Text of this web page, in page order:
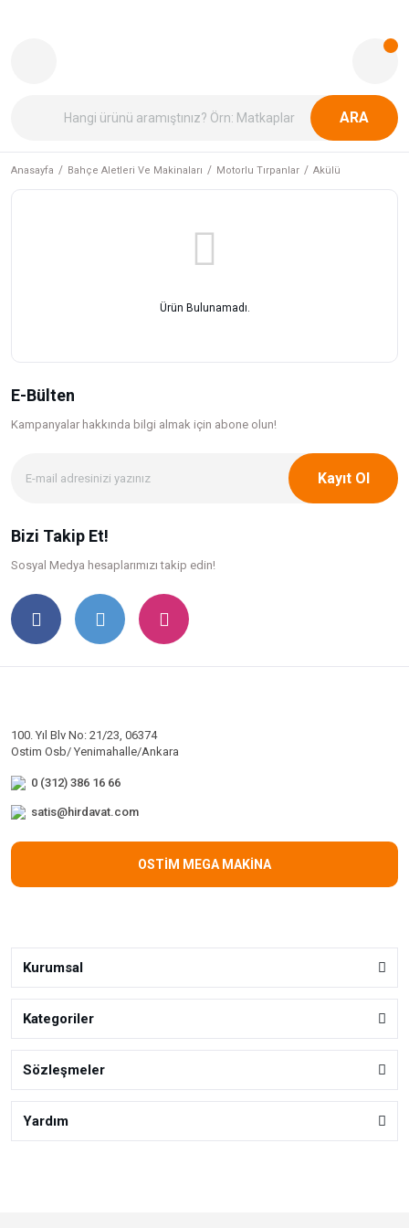
ARA
Anasayfa Bahçe Aletleri Ve Makinaları Motorlu Tırpanlar Akülü
Ürün Bulunamadı.
E-Bülten
Kampanyalar hakkında bilgi almak için abone olun!
Kayıt Ol
Bizi Takip Et!
Sosyal Medya hesaplarımızı takip edin!
100. Yıl Blv No: 21/23, 06374
Ostim Osb/ Yenimahalle/Ankara
0 (312) 386 16 66
satis@hirdavat.com
OSTİM MEGA MAKİNA
Kurumsal
Kategoriler
Sözleşmeler
Yardım